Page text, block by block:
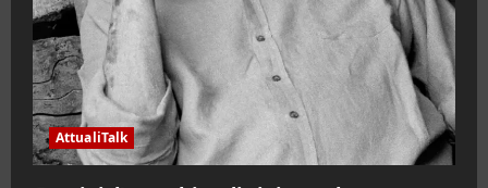
AttualiTalk